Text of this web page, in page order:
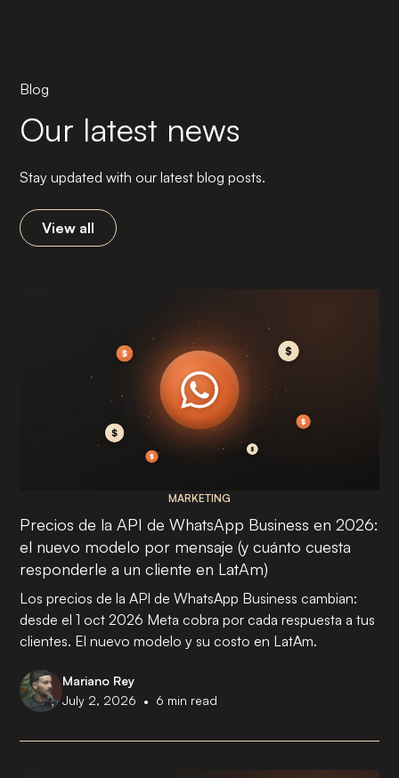
Blog
Our latest news
Stay updated with our latest blog posts.
View all
MARKETING
Precios de la API de WhatsApp Business en 2026:
el nuevo modelo por mensaje (y cuánto cuesta
responderle a un cliente en LatAm)
Los precios de la API de WhatsApp Business cambian:
desde el 1 oct 2026 Meta cobra por cada respuesta a tus
clientes. El nuevo modelo y su costo en LatAm.
Mariano Rey
July 2, 2026 • 6 min read